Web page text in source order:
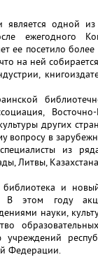
одной
ежегодного
ее посетило
на ней
других
вопросу в
из
Литвы,
и
В этом году
науки,
учреждений
Федерации.